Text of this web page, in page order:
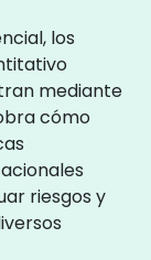
los
mediante
cómo
riesgos y